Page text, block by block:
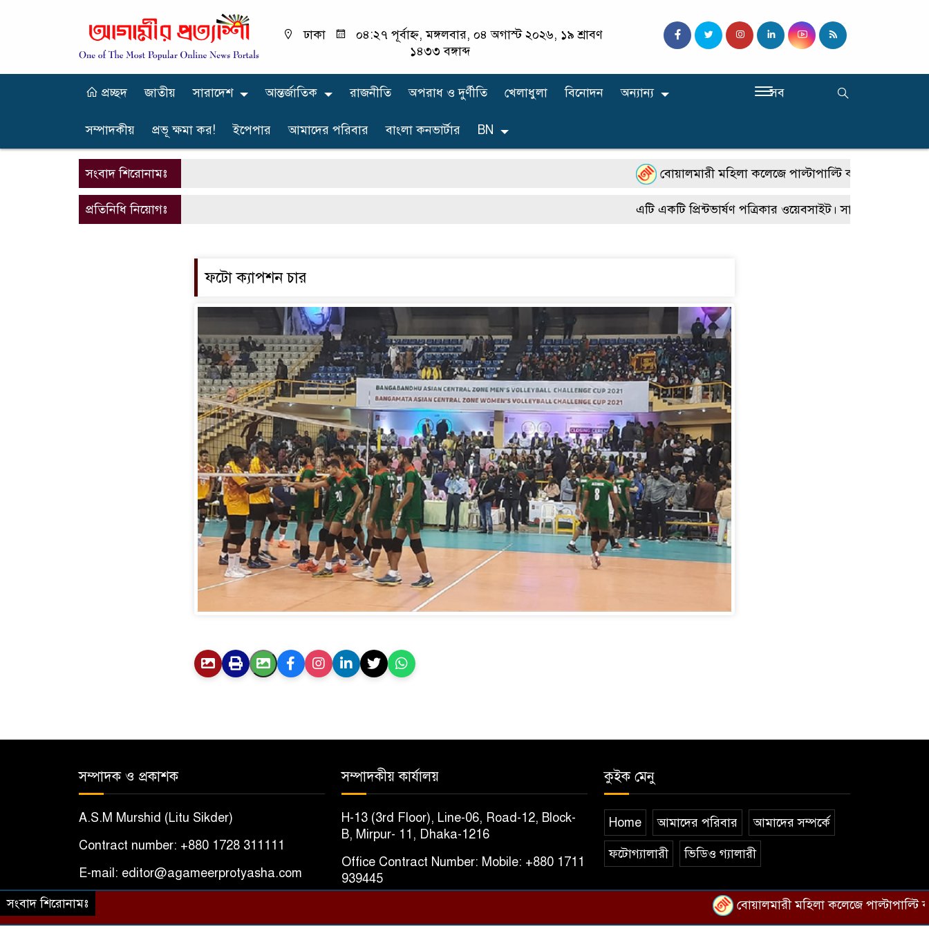
ঢাকা
০৪:২৭ পূর্বাহ্ন, মঙ্গলবার, ০৪ অগাস্ট ২০২৬, ১৯ শ্রাবণ
১৪৩৩ বঙ্গাব্দ
প্রচ্ছদ জাতীয় সারাদেশ আন্তর্জাতিক রাজনীতি অপরাধ ও দুর্ণীতি খেলাধুলা বিনোদন অন্যান্য
সম্পাদকীয় প্রভূ ক্ষমা কর! ইপেপার আমাদের পরিবার বাংলা কনভার্টার BN
সব
সংবাদ শিরোনামঃ বোয়ালমারী মহিলা কলেজে পাল্টাপাল্টি কর্মসূচি, শিক্ষার
প্রতিনিধি নিয়োগঃ এটি একটি প্রিন্টভার্ষণ পত্রিকার ওয়েবসাইট। সারাদেশে জেলা
ফটো ক্যাপশন চার
সম্পাদক ও প্রকাশক
A.S.M Murshid (Litu Sikder)
Contract number: +880 1728 311111
E-mail: editor@agameerprotyasha.com
সম্পাদকীয় কার্যালয়
H-13 (3rd Floor), Line-06, Road-12, Block-
B, Mirpur- 11, Dhaka-1216
Office Contract Number: Mobile: +880 1711
939445
কুইক মেনু
Home আমাদের পরিবার আমাদের সম্পর্কে
ফটোগ্যালারী ভিডিও গ্যালারী
সংবাদ শিরোনামঃ বোয়ালমারী মহিলা কলেজে পাল্টাপাল্টি